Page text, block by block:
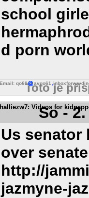
school
d porn
Email: qo60 avgo61
Toto je
halliezw7: Videos for
So -
Us senator
over
http://
jazmyne-